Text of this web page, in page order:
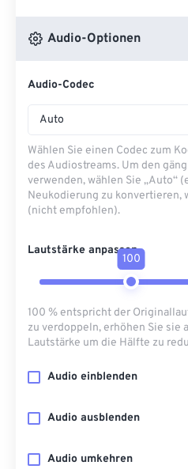
Audio-Optionen
Audio-Codec
Auto
Wählen Sie einen Codec zum
des Audiostreams. Um den
verwenden, wählen Sie „Auto“
Neukodierung zu konvertieren,
(nicht empfohlen).
Lautstärke anpassen
100
100 % entspricht der
zu verdoppeln, erhöhen Sie sie
Lautstärke um die Hälfte zu
Audio einblenden
Audio ausblenden
Audio umkehren